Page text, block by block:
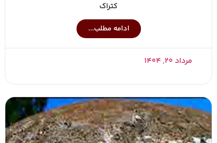
کتراک
ادامه مطلب...
مرداد ۲۰, ۱۴۰۴